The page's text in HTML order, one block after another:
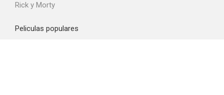
Rick y Morty
Peliculas populares